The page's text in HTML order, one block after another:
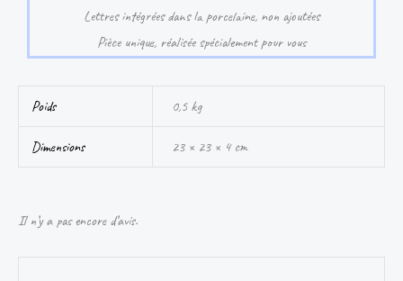
Lettres intégrées dans la porcelaine, non ajoutées
Pièce unique, réalisée spécialement pour vous
Poids 0,5 kg
Dimensions 23 × 23 × 4 cm
Il n’y a pas encore d’avis.